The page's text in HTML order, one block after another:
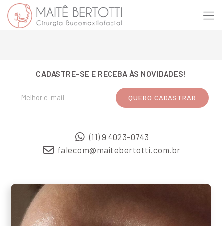
CADASTRE-SE E RECEBA ÀS NOVIDADES!
(11) 9 4023-0743
falecom@maitebertotti.com.br